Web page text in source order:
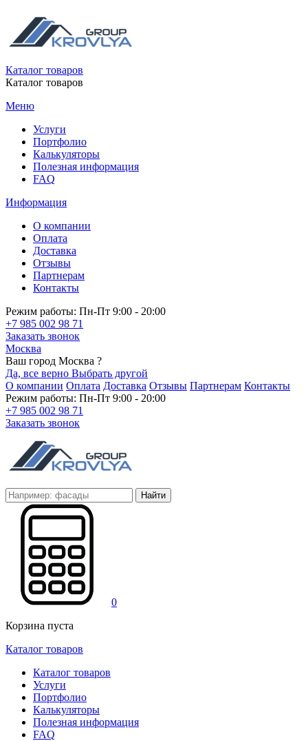
Каталог товаров
Каталог товаров
Меню
Услуги
Портфолио
Калькуляторы
Полезная информация
FAQ
Информация
О компании
Оплата
Доставка
Отзывы
Партнерам
Контакты
Режим работы: Пн-Пт 9:00 - 20:00
+7 985 002 98 71
Заказать звонок
Москва
Ваш город Москва ?
Да, все верно Выбрать другой
О компании Оплата Доставка Отзывы Партнерам Контакты
Режим работы: Пн-Пт 9:00 - 20:00
+7 985 002 98 71
Заказать звонок
Найти
0
Корзина пуста
Каталог товаров
Каталог товаров
Услуги
Портфолио
Калькуляторы
Полезная информация
FAQ